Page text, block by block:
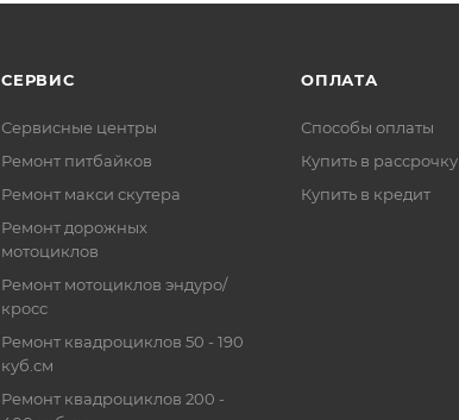
СЕРВИС
Сервисные центры
Ремонт питбайков
Ремонт макси скутера
Ремонт дорожных
мотоциклов
Ремонт мотоциклов эндуро/
кросс
Ремонт квадроциклов 50 - 190
куб.см
Ремонт квадроциклов 200 -
ОПЛАТА
Способы оплаты
Купить в рассрочку
Купить в кредит